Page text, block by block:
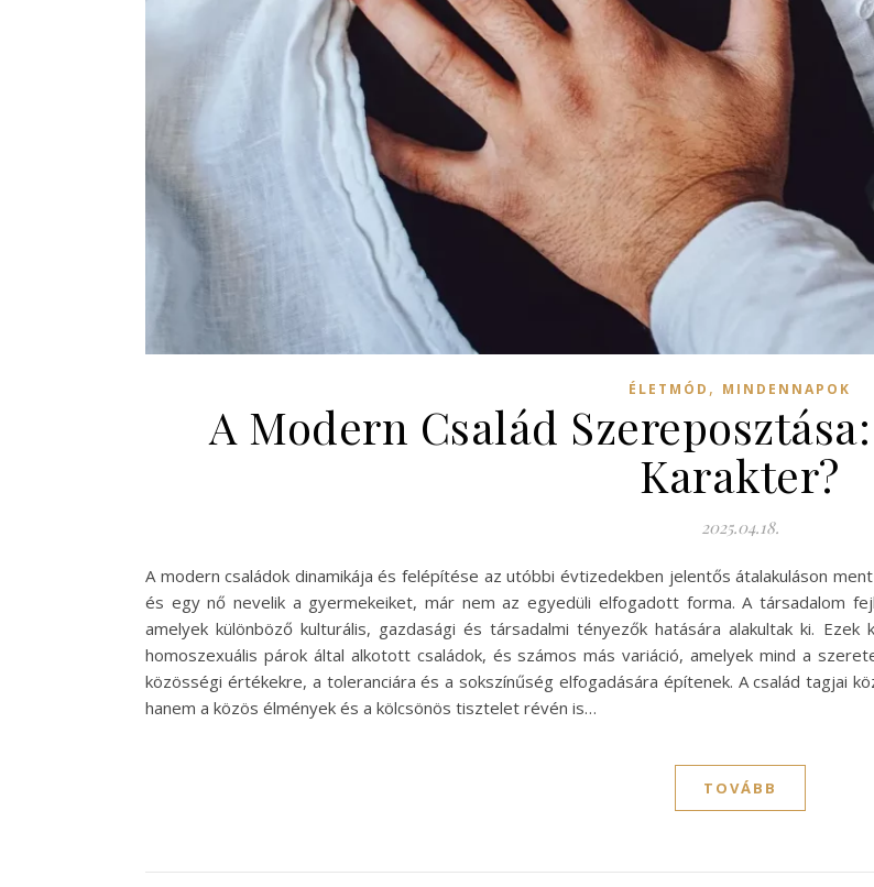
ÉLETMÓD , MINDENNAPOK
A Modern Család
Karakter?
2025.04.18.
A modern családok dinamikája és felépítése az utóbbi évtizedekben jelentős átalakuláson
és egy nő nevelik a gyermekeiket, már nem az egyedüli elfogadott forma. A társadalom
amelyek különböző kulturális, gazdasági és társadalmi tényezők hatására alakultak ki.
homoszexuális párok által alkotott családok, és számos más variáció, amelyek mind a
közösségi értékekre, a toleranciára és a sokszínűség elfogadására építenek. A család tagjai
hanem a közös élmények és a kölcsönös tisztelet révén is…
TOVÁBB